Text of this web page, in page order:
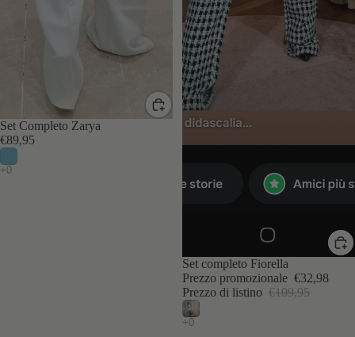
Set Completo Zarya
€89,95
IN SCONTO
Set completo Fiorella
Prezzo promozionale €32,98
Prezzo di listino €109,95